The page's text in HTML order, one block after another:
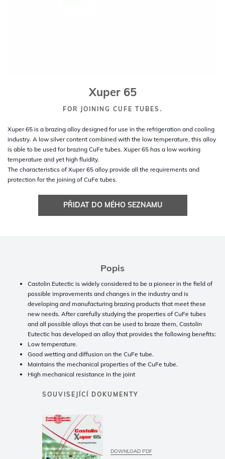
Xuper 65
FOR JOINING CUFE TUBES.
Xuper 65 is a brazing alloy designed for use in the refrigeration and cooling
industry. A low silver content combined with the low temperature, this alloy
is able to be used for brazing CuFe tubes. Xuper 65 has a low working
temperature and yet high fluidity.
The characteristics of Xuper 65 alloy provide all the requirements and
protection for the joining of CuFe tubes.
PŘIDAT DO MÉHO SEZNAMU
Popis
Castolin Eutectic is widely considered to be a pioneer in the field of
possible improvements and changes in the industry and is
developing and manufacturing brazing products that meet these
new needs. After carefully studying the properties of CuFe tubes
and all possible alloys that can be used to braze them, Castolin
Eutectic has developed an alloy that provides the following benefits:
Low temperature.
Good wetting and diffusion on the CuFe tube.
Maintains the mechanical properties of the CuFe tube.
High mechanical resistance in the joint
SOUVISEJÍCÍ DOKUMENTY
DOWNLOAD PDF